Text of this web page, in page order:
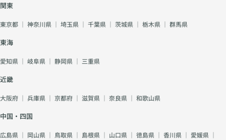
関東
東京都 ｜ 神奈川県 ｜ 埼玉県 ｜ 千葉県 ｜ 茨城県 ｜ 栃木県 ｜ 群馬県
東海
愛知県 ｜ 岐阜県 ｜ 静岡県 ｜ 三重県
近畿
大阪府 ｜ 兵庫県 ｜ 京都府 ｜ 滋賀県 ｜ 奈良県 ｜ 和歌山県
中国・四国
広島県 ｜ 岡山県 ｜ 鳥取県 ｜ 島根県 ｜ 山口県 ｜ 徳島県 ｜ 香川県 ｜ 愛媛県 ｜